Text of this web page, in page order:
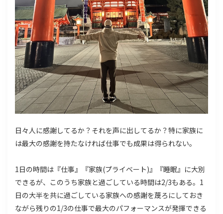
日々人に感謝してるか？それを声に出してるか？特に家族に
は最大の感謝を持たなければ仕事でも成果は得られない。
1日の時間は『仕事』『家族(プライベート)』『睡眠』に大別
できるが、このうち家族と過ごしている時間は2/3もある。1
日の大半を共に過ごしている家族への感謝を蔑ろにしておき
ながら残りの1/3の仕事で最大のパフォーマンスが発揮できる